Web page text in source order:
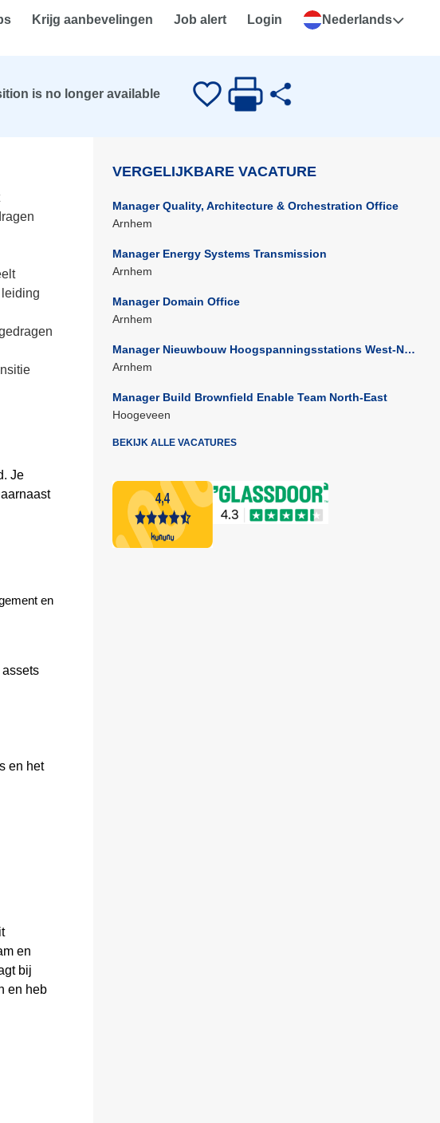
Krijg aanbevelingen Job alert Login Nederlands
is no longer available
Je
en
en het
en
bij
en heb
VERGELIJKBARE VACATURE
Manager Quality, Architecture & Orchestration Office
Arnhem
Manager Energy Systems Transmission
Arnhem
Manager Domain Office
Arnhem
Manager Nieuwbouw Hoogspanningsstations West-Noord
Arnhem
Manager Build Brownfield Enable Team North-East
Hoogeveen
BEKIJK ALLE VACATURES